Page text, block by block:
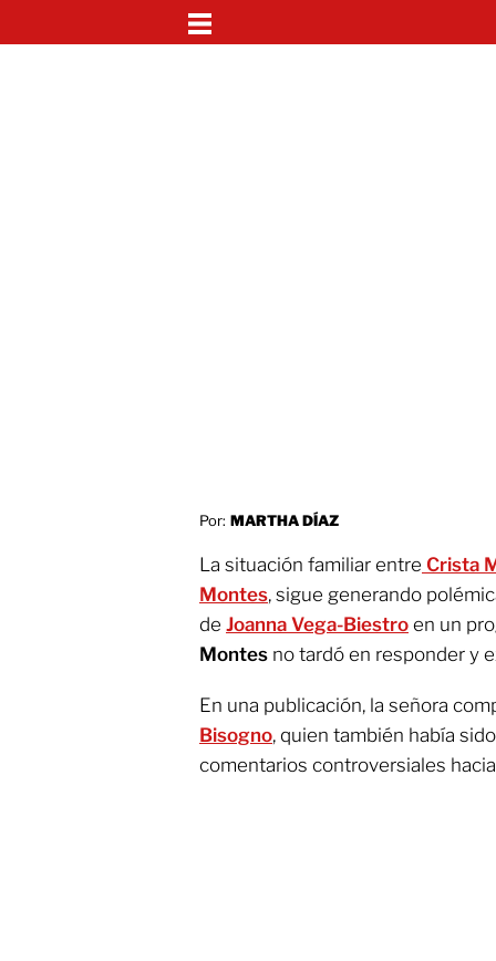
Por: MARTHA DÍAZ
La situación familiar entre Crista
Montes, sigue generando
de Joanna Vega-Biestro en un
Montes no tardó en responder y
En una publicación, la señora
Bisogno, quien también había
comentarios controversiales